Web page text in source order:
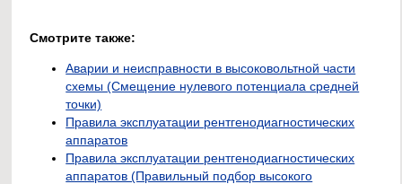
Смотрите также:
Аварии и неисправности в высоковольтной части
схемы (Смещение нулевого потенциала средней
точки)
Правила эксплуатации рентгенодиагностических
аппаратов
Правила эксплуатации рентгенодиагностических
аппаратов (Правильный подбор высокого